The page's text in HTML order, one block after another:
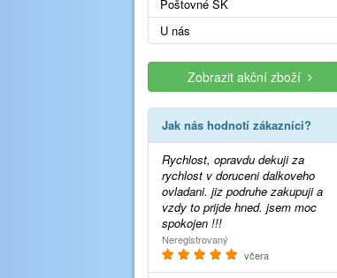
Poštovné SK
U nás
Zobrazit akční zboží
Jak nás hodnotí zákazníci?
Rychlost, opravdu dekuji za
rychlost v doruceni dalkoveho
ovladani. jiz podruhe zakupuji a
vzdy to prijde hned. jsem moc
spokojen !!!
Neregistrovaný
včera